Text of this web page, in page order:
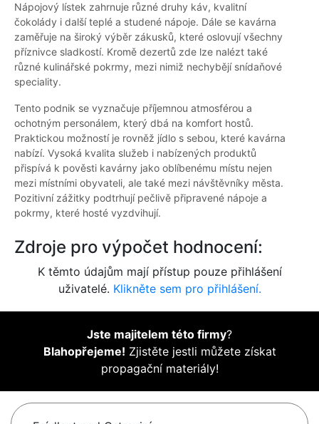
Nápojový lístek zahrnuje různé druhy káv, kvalitní
čokolády i další teplé a studené nápoje. Dále se kavárna
zaměřuje na široký výběr zákusků, které oslovují všechny
příznivce sladkostí. Kromě dezertů zde lze nalézt také
různé kulinářské pokrmy, mezi nimiž nechybějí snídaňové
speciality.
Tento podnik se vyznačuje příjemnou atmosférou a
ochotným personálem, který dbá na komfort hostů.
Praktickou možností je rovněž jídlo s sebou, které kavárna
nabízí. Vysoká kvalita služeb i nabízených produktů
přispívá k pověsti kavárny jako oblíbenému místu nejen
mezi místními obyvateli, ale také mezi návštěvníky města.
Pozitivní zážitky podtrhují pečlivě připravené nápoje a
pokrmy, které hosté vyzdvihují.
Zdroje pro výpočet hodnocení:
K těmto údajům mají přístup pouze přihlášení
uživatelé. Klikněte sem pro přihlášení.
Jste majitelem této firmy?
Blahopřejeme! Zjistěte jestli můžete získat
propagační materiály!